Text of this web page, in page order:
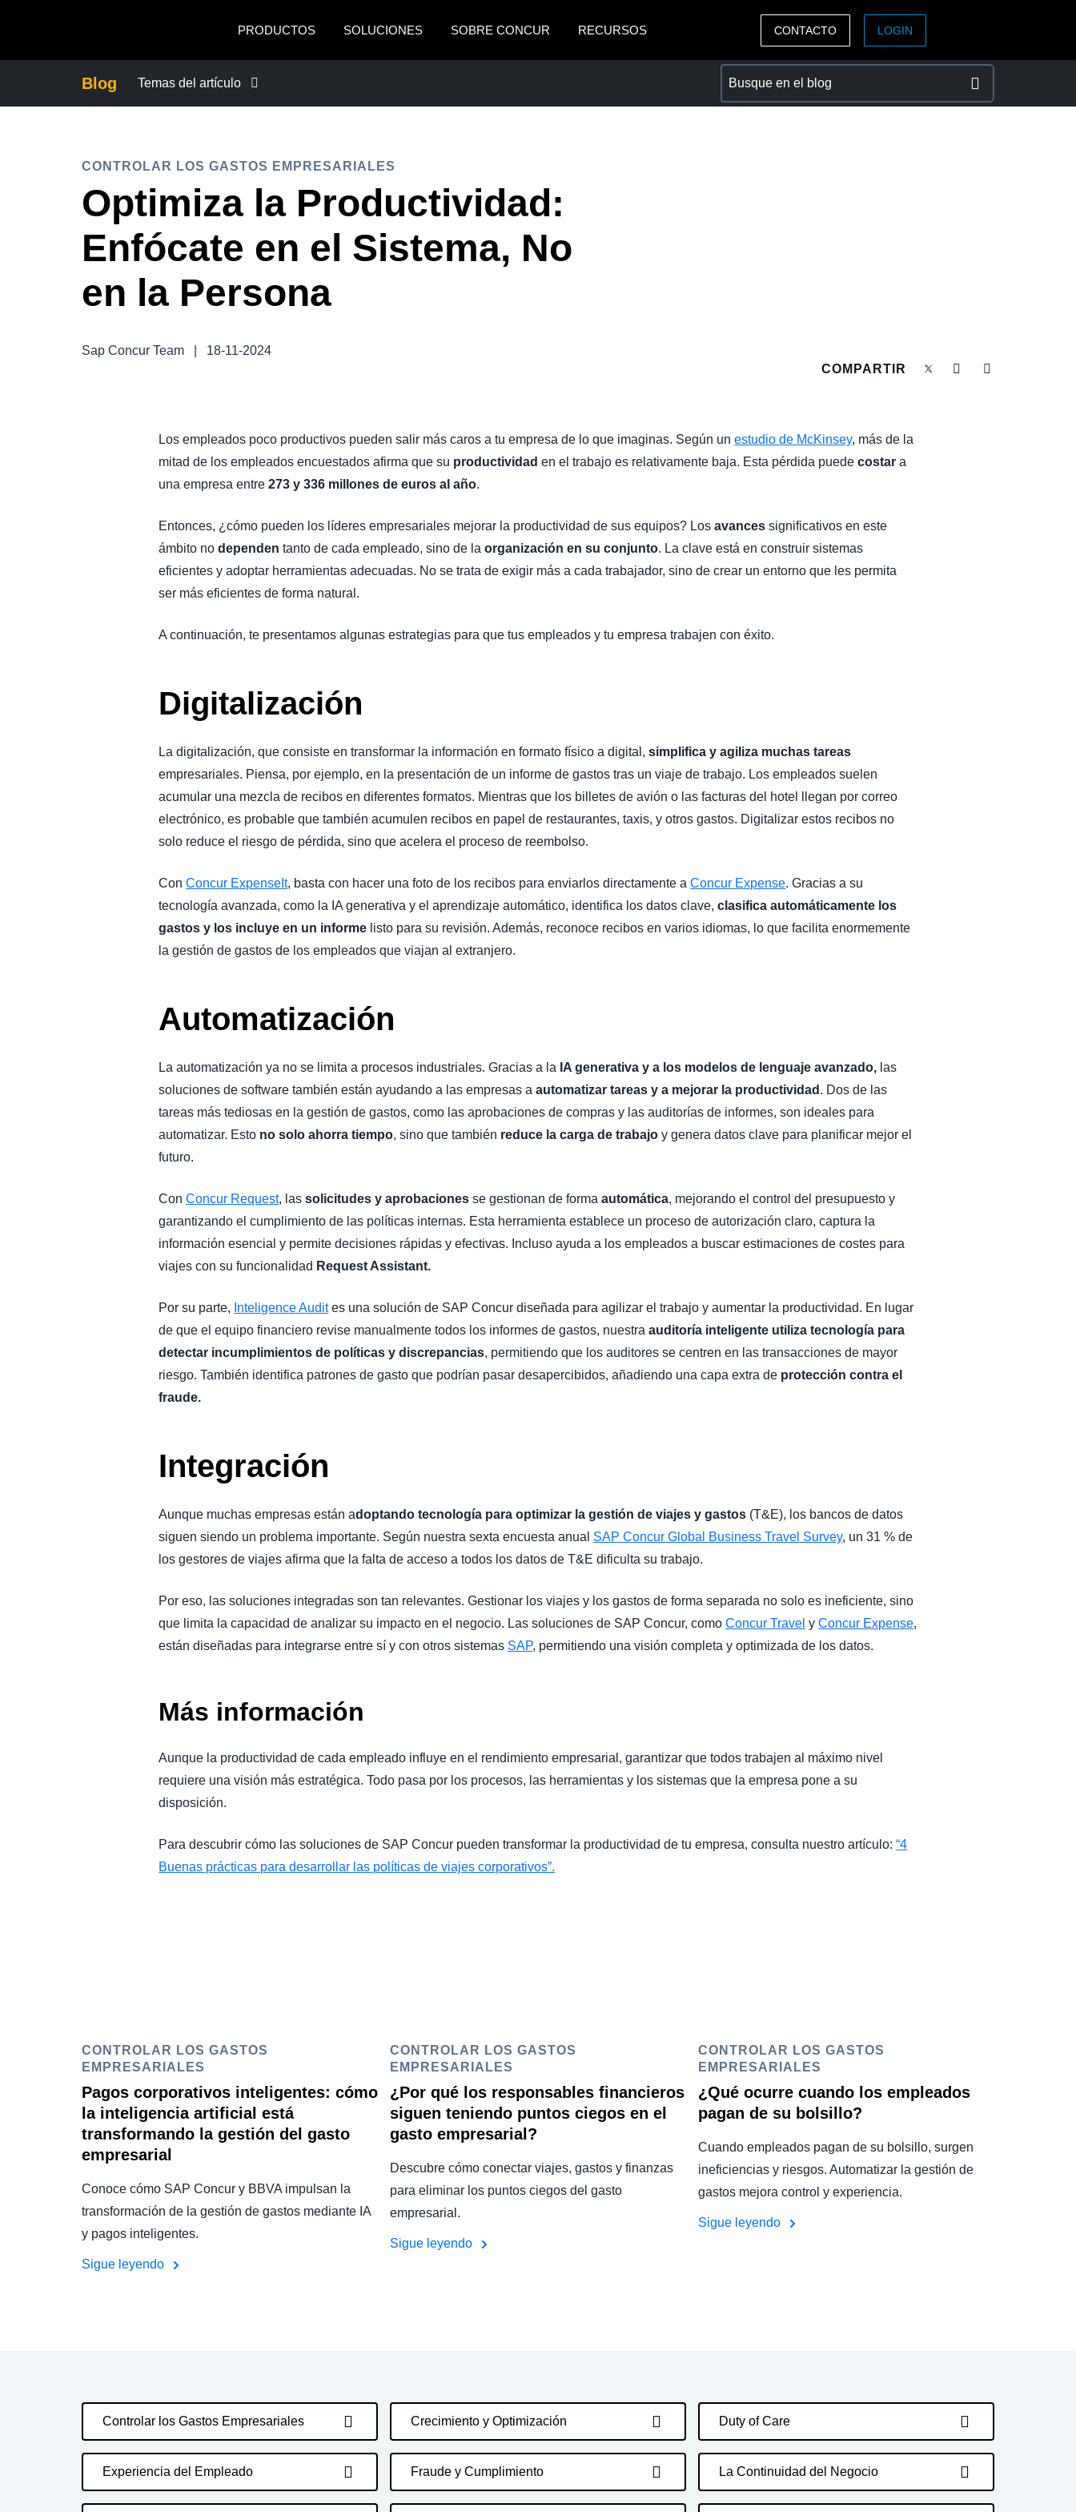
PRODUCTOS
SOLUCIONES SOBRE CONCUR RECURSOS
México (Español)
Brasil (Português)
Norway (English)
ASIA PACIFIC
CONTACTO LOGIN
Blog Temas del artículo
CRECIMIENTO Y OPTIMIZACIÓN
SOSTENIBILIDAD
TRAVEL AND EXPENSE
CONTROLAR LOS GASTOS EMPRESARIALES
Optimiza la Productividad:
Enfócate en el Sistema, No
en la Persona
Sap Concur Team
18-11-2024
COMPARTIR
Los empleados poco productivos pueden salir más caros a tu empresa de lo que imaginas. Según unestudio de McKinsey, más de la
mitad de los empleados encuestados afirma que su productividad en el trabajo es relativamente baja. Esta pérdida puede costara
una empresa entre273 y 336 millones de euros al año.
Entonces, ¿cómo pueden los líderes empresariales mejorar la productividad de sus equipos? Losavances significativos en este
ámbito no dependen tanto de cada empleado, sino de laorganización en su conjunto. La clave está en construir sistemas
eficientes y adoptar herramientas adecuadas. No se trata de exigir más a cada trabajador, sino de crear un entorno que les permita
ser más eficientes de forma natural.
A continuación, te presentamos algunas estrategias para que tus empleados y tu empresa trabajen con éxito.
Digitalización
La digitalización, que consiste en transformar la información en formato físico a digital, simplifica y agiliza muchas tareas
empresariales. Piensa, por ejemplo, en la presentación de un informe de gastos tras un viaje de trabajo. Los empleados suelen
acumular una mezcla de recibos en diferentes formatos. Mientras que los billetes de avión o las facturas del hotel llegan por correo
electrónico, es probable que también acumulen recibos en papel de restaurantes, taxis, y otros gastos. Digitalizar estos recibos no
solo reduce el riesgo de pérdida, sino que acelera el proceso de reembolso.
ConConcur ExpenseIt, basta con hacer una foto de los recibos para enviarlos directamente aConcur Expense. Gracias a su
tecnología avanzada, como la IA generativa y el aprendizaje automático, identifica los datos clave,clasifica automáticamente los
gastos y los incluye en un informe listo para su revisión. Además, reconoce recibos en varios idiomas, lo que facilita enormemente
la gestión de gastos de los empleados que viajan al extranjero.
Automatización
La automatización ya no se limita a procesos industriales. Gracias a la IA generativa y a los modelos de lenguaje avanzado, las
soluciones de software también están ayudando a las empresas a automatizar tareas y a mejorar la productividad . Dos de las
tareas más tediosas en la gestión de gastos, como las aprobaciones de compras y las auditorías de informes, son ideales para
automatizar. Esto no solo ahorra tiempo, sino que también reduce la carga de trabajoy genera datos clave para planificar mejor el
futuro.
ConConcur Request, lassolicitudes y aprobaciones se gestionan de forma automática, mejorando el control del presupuesto y
garantizando el cumplimiento de las políticas internas. Esta herramienta establece un proceso de autorización claro, captura la
información esencial y permite decisiones rápidas y efectivas. Incluso ayuda a los empleados a buscar estimaciones de costes para
viajes con su funcionalidad Request Assistant.
Por su parte, Inteligence Audites una solución de SAP Concur diseñada para agilizar el trabajo y aumentar la productividad. En lugar
de que el equipo financiero revise manualmente todos los informes de gastos, nuestraauditoría inteligente utiliza tecnología para
detectar incumplimientos de políticas y discrepancias, permitiendo que los auditores se centren en las transacciones de mayor
riesgo. También identifica patrones de gasto que podrían pasar desapercibidos, añadiendo una capa extra de protección contra el
fraude.
Integración
Aunque muchas empresas están adoptando tecnología para optimizar la gestión de viajes y gastos (T&E), los bancos de datos
siguen siendo un problema importante. Según nuestra sexta encuesta anual SAP Concur Global Business Travel Survey, un 31 % de
los gestores de viajes afirma que la falta de acceso a todos los datos de T&E dificulta su trabajo.
Por eso, las soluciones integradas son tan relevantes. Gestionar los viajes y los gastos de forma separada no solo es ineficiente, sino
que limita la capacidad de analizar su impacto en el negocio. Las soluciones de SAP Concur, comoConcur Travel yConcur Expense,
están diseñadas para integrarse entre sí y con otros sistemas SAP, permitiendo una visión completa y optimizada de los datos.
Más información
Aunque la productividad de cada empleado influye en el rendimiento empresarial, garantizar que todos trabajen al máximo nivel
requiere una visión más estratégica. Todo pasa por los procesos, las herramientas y los sistemas que la empresa pone a su
disposición.
Para descubrir cómo las soluciones de SAP Concur pueden transformar la productividad de tu empresa, consulta nuestro artículo:“4
Buenas prácticas para desarrollar las políticas de viajes corporativos”.
CONTROLAR LOS GASTOS
EMPRESARIALES
Pagos corporativos inteligentes: cómo
la inteligencia artificial está
transformando la gestión del gasto
empresarial
Conoce cómo SAP Concur y BBVA impulsan la
transformación de la gestión de gastos mediante IA
y pagos inteligentes.
Sigue leyendo
CONTROLAR LOS GASTOS
EMPRESARIALES
¿Por qué los responsables financieros
siguen teniendo puntos ciegos en el
gasto empresarial?
Descubre cómo conectar viajes, gastos y finanzas
para eliminar los puntos ciegos del gasto
empresarial.
Sigue leyendo
CONTROLAR LOS GASTOS
EMPRESARIALES
¿Qué ocurre cuando los empleados
pagan de su bolsillo?
Cuando empleados pagan de su bolsillo, surgen
ineficiencias y riesgos. Automatizar la gestión de
gastos mejora control y experiencia.
Sigue leyendo
Controlar los Gastos Empresariales Crecimiento y Optimización Duty of Care
Experiencia del Empleado Fraude y Cumplimiento La Continuidad del Negocio